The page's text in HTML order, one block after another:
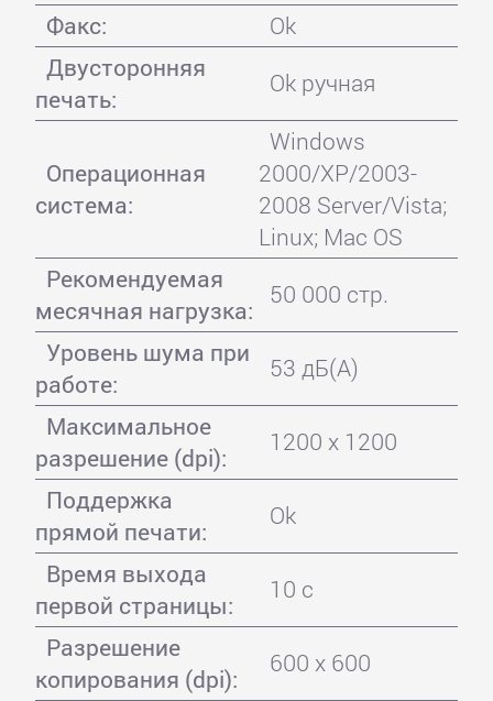
Факс:
Ok
Двусторонняя
печать:
Ok ручная
Операционная
система:
Windows
2000/XP/2003-
2008 Server/Vista;
Linux; Mac OS
Рекомендуемая
месячная нагрузка:
50 000 стр.
Уровень шума при
работе:
53 дБ(А)
Максимальное
разрешение (dpi):
1200 x 1200
Поддержка
прямой печати:
Ok
Время выхода
первой страницы:
10 с
Разрешение
копирования (dpi):
600 x 600